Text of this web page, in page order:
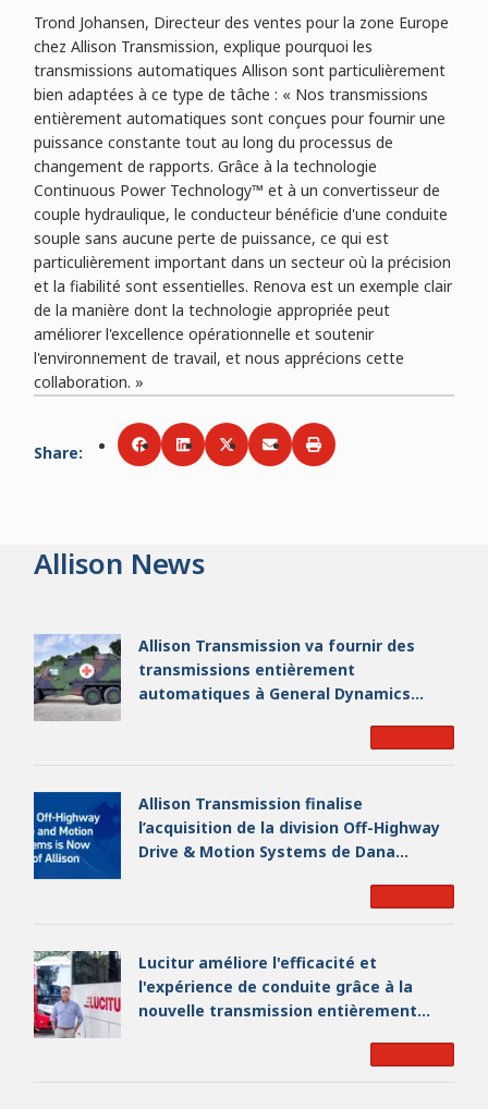
Trond Johansen, Directeur des ventes pour la zone Europe
chez Allison Transmission, explique pourquoi les
transmissions automatiques Allison sont particulièrement
bien adaptées à ce type de tâche : « Nos transmissions
entièrement automatiques sont conçues pour fournir une
puissance constante tout au long du processus de
changement de rapports. Grâce à la technologie
Continuous Power Technology™ et à un convertisseur de
couple hydraulique, le conducteur bénéficie d'une conduite
souple sans aucune perte de puissance, ce qui est
particulièrement important dans un secteur où la précision
et la fiabilité sont essentielles. Renova est un exemple clair
de la manière dont la technologie appropriée peut
améliorer l'excellence opérationnelle et soutenir
l'environnement de travail, et nous apprécions cette
collaboration. »
Share: Share viaFacebook
Share viaLinkedIn
Share viaTwitter
Share viaEmail
Print
Allison News
Allison Transmission va fournir des
transmissions entièrement
automatiques à General Dynamics
Allison Transmission finalise
l’acquisition de la division Off-Highway
Drive & Motion Systems de Dana
Lucitur améliore l'efficacité et
l'expérience de conduite grâce à la
nouvelle transmission entièrement